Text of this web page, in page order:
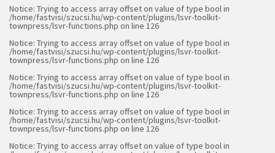
Notice: Trying to access array offset on value of type bool in
/home/fastvisi/szucsi.hu/wp-content/plugins/lsvr-toolkit-
townpress/lsvr-functions.php on line 126
Notice: Trying to access array offset on value of type bool in
/home/fastvisi/szucsi.hu/wp-content/plugins/lsvr-toolkit-
townpress/lsvr-functions.php on line 126
Notice: Trying to access array offset on value of type bool in
/home/fastvisi/szucsi.hu/wp-content/plugins/lsvr-toolkit-
townpress/lsvr-functions.php on line 126
Notice: Trying to access array offset on value of type bool in
/home/fastvisi/szucsi.hu/wp-content/plugins/lsvr-toolkit-
townpress/lsvr-functions.php on line 126
Notice: Trying to access array offset on value of type bool in